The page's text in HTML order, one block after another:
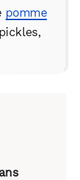
pomme